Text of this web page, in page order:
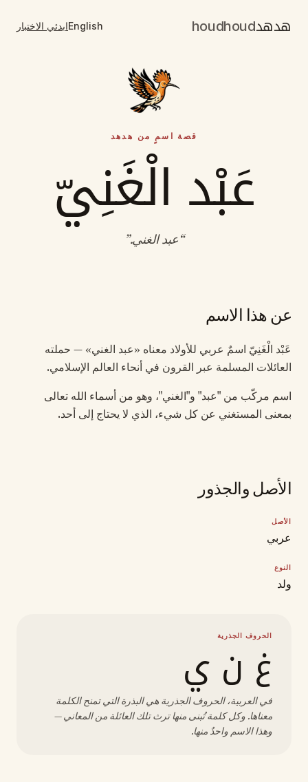
هدهدhoudhoud
Englishابدئي الاختبار
قصة اسمٍ من هدهد
عَبْد الْغَنِيّ
“عبد الغني.”
عن هذا الاسم
عَبْد الْغَنِيّ اسمٌ عربي للأولاد معناه «عبد الغني» — حملته
العائلات المسلمة عبر القرون في أنحاء العالم الإسلامي.
اسم مركّب من "عبد" و"الغني"، وهو من أسماء الله تعالى
بمعنى المستغني عن كل شيء، الذي لا يحتاج إلى أحد.
الأصل والجذور
الأصل
عربي
النوع
ولد
الحروف الجذرية
غ ن ي
في العربية، الحروف الجذرية هي البذرة التي تمنح الكلمة
معناها. وكل كلمة تُبنى منها ترث تلك العائلة من المعاني —
وهذا الاسم واحدٌ منها.